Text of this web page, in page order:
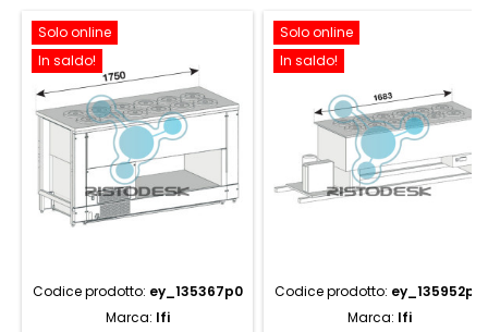
Solo online
In saldo!
Codice prodotto: ey_135367p0
Marca: Ifi
Solo online
In saldo!
Codice prodotto: ey_135952p0
Marca: Ifi